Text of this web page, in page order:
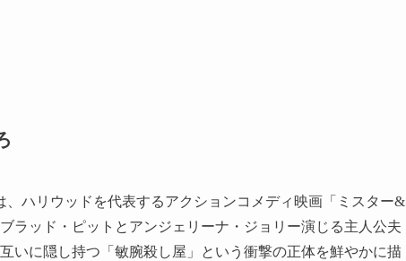
ハリウッドを代表するアクションコメディ映画「ミスター&
ラッド・ピットとアンジェリーナ・ジョリー演じる主人公夫
いに隠し持つ「敏腕殺し屋」という衝撃の正体を鮮やかに描